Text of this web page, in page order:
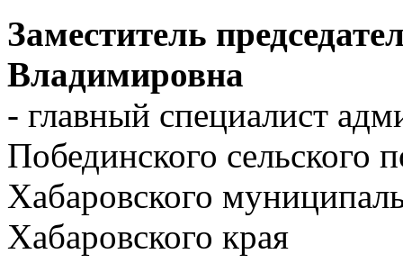
Заместитель
Владимировна
- главный специалист
Побединского сельского
Хабаровского
Хабаровского края